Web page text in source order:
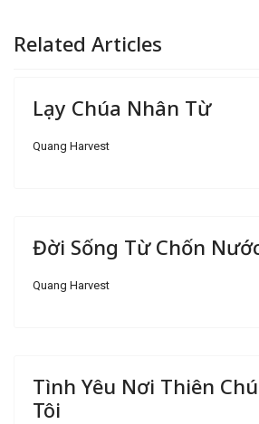
Related Articles
Lạy Chúa Nhân Từ
Quang Harvest
Đời Sống Từ Chốn
Quang Harvest
Tình Yêu Nơi Thiên
Tôi